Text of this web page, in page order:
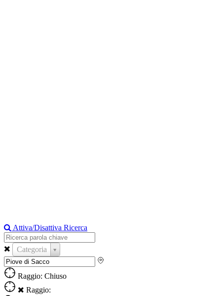
Attiva/Disattiva Ricerca
Categoria
Raggio: Chiuso
Raggio: